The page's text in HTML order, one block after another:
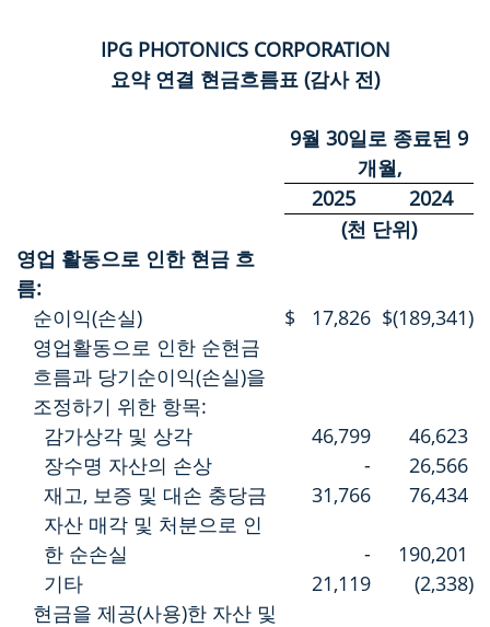
IPG PHOTONICS CORPORATION
요약 연결 현금흐름표 (감사 전)
9월 30일로 종료된 9
개월,
2025
2024
(천 단위)
영업 활동으로 인한 현금 흐
름:
순이익(손실)
$ 17,826 $(189,341)
영업활동으로 인한 순현금
흐름과 당기순이익(손실)을
조정하기 위한 항목:
감가상각 및 상각
46,799
46,623
장수명 자산의 손상
-
26,566
재고, 보증 및 대손 충당금
31,766
76,434
자산 매각 및 처분으로 인
한 순손실
-
190,201
기타
21,119 (2,338)
현금을 제공(사용)한 자산 및